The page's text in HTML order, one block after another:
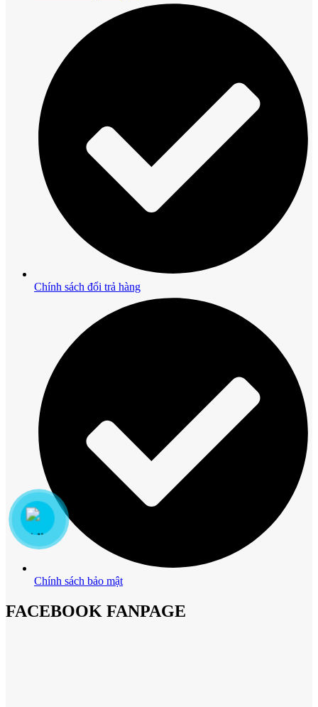
Chính sách đổi trả hàng
Chính sách bảo mật
FACEBOOK FANPAGE